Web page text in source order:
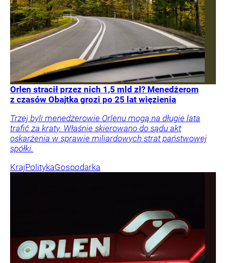
Orlen stracił przez nich 1,5 mld zł? Menedżerom
z czasów Obajtka grozi po 25 lat więzienia
Trzej byli menedżerowie Orlenu mogą na długie lata
trafić za kraty. Właśnie skierowano do sądu akt
oskarżenia w sprawie miliardowych strat państwowej
spółki.
KrajPolitykaGospodarka